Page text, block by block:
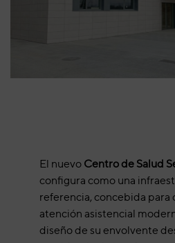
El nuevo Centro de Salud
configura como una
referencia, concebida para
atención asistencial
diseño de su envolvente